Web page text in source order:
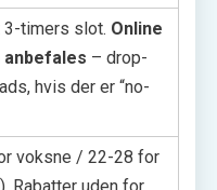
timers slot. Online
– drop-
hvis der er “no-
voksne / 22-28 for